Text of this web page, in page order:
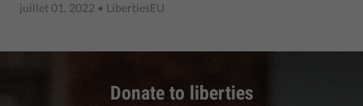
juillet 01, 2022 • LibertiesEU
Donate to liberties